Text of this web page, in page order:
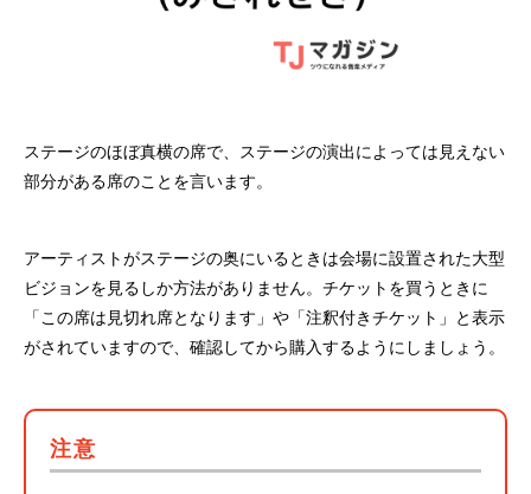
ステージのほぼ真横の席で、ステージの演出によっては見えない
部分がある席のことを言います。
アーティストがステージの奥にいるときは会場に設置された大型
ビジョンを見るしか方法がありません。チケットを買うときに
「この席は見切れ席となります」や「注釈付きチケット」と表示
がされていますので、確認してから購入するようにしましょう。
注意